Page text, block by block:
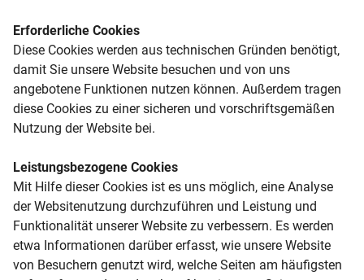
Erforderliche Cookies
Diese Cookies werden aus technischen Gründen benötigt,
damit Sie unsere Website besuchen und von uns
angebotene Funktionen nutzen können. Außerdem tragen
diese Cookies zu einer sicheren und vorschriftsgemäßen
Nutzung der Website bei.
Leistungsbezogene Cookies
Mit Hilfe dieser Cookies ist es uns möglich, eine Analyse
der Websitenutzung durchzuführen und Leistung und
Funktionalität unserer Website zu verbessern. Es werden
etwa Informationen darüber erfasst, wie unsere Website
von Besuchern genutzt wird, welche Seiten am häufigsten